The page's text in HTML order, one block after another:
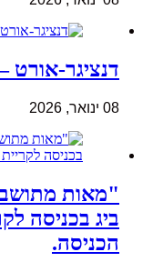
דנציגר-אורט
08 ינואר, 2026
"מאות
ביג בכניסה
הכניסה.